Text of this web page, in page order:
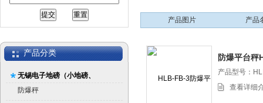
产品分类
无锡电子地磅（小地磅、
平台秤）
防爆秤
产品图片 产品
防爆平台
产品型号：
查看详细